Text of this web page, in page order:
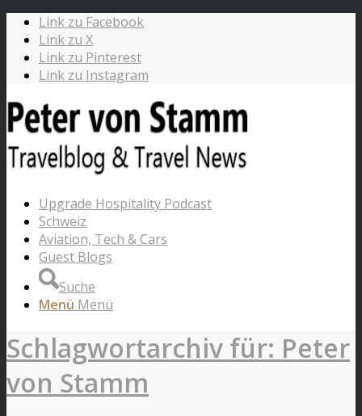
Link zu Facebook
Link zu X
Link zu Pinterest
Link zu Instagram
Upgrade Hospitality Podcast
Schweiz
Aviation, Tech & Cars
Guest Blogs
Suche
Menü Menü
Schlagwortarchiv für: Peter
von Stamm